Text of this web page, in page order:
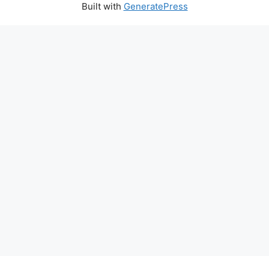
Built with GeneratePress